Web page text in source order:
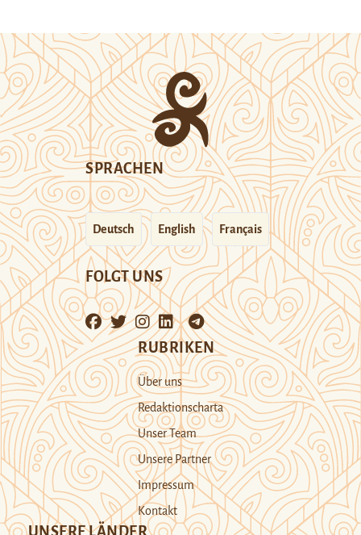
SPRACHEN
Deutsch English Français
FOLGT UNS
RUBRIKEN
Über uns
Redaktionscharta
Unser Team
Unsere Partner
Impressum
Kontakt